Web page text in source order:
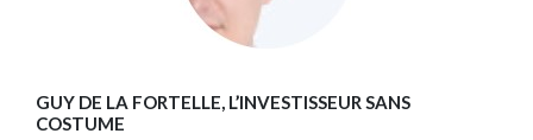
GUY DE LA FORTELLE, L’INVESTISSEUR SANS
COSTUME